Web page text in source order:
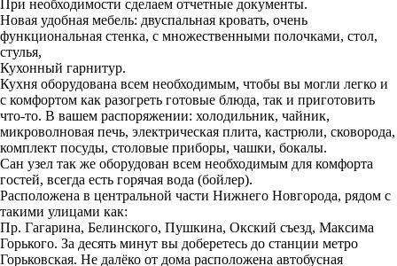
При необходимости сделаем отчетные документы.
Новая удобная мебель: двуспальная кровать, очень
функциональная стенка, с множественными полочками, стол,
стулья,
Кухонный гарнитур.
Кухня оборудована всем необходимым, чтобы вы могли легко и
с комфортом как разогреть готовые блюда, так и приготовить
что-то. В вашем распоряжении: холодильник, чайник,
микроволновая печь, электрическая плита, кастрюли, сковорода,
комплект посуды, столовые приборы, чашки, бокалы.
Сан узел так же оборудован всем необходимым для комфорта
гостей, всегда есть горячая вода (бойлер).
Расположена в центральной части Нижнего Новгорода, рядом с
такими улицами как:
Пр. Гагарина, Белинского, Пушкина, Окский съезд, Максима
Горького. За десять минут вы доберетесь до станции метро
Горьковская. Не далёко от дома расположена автобусная